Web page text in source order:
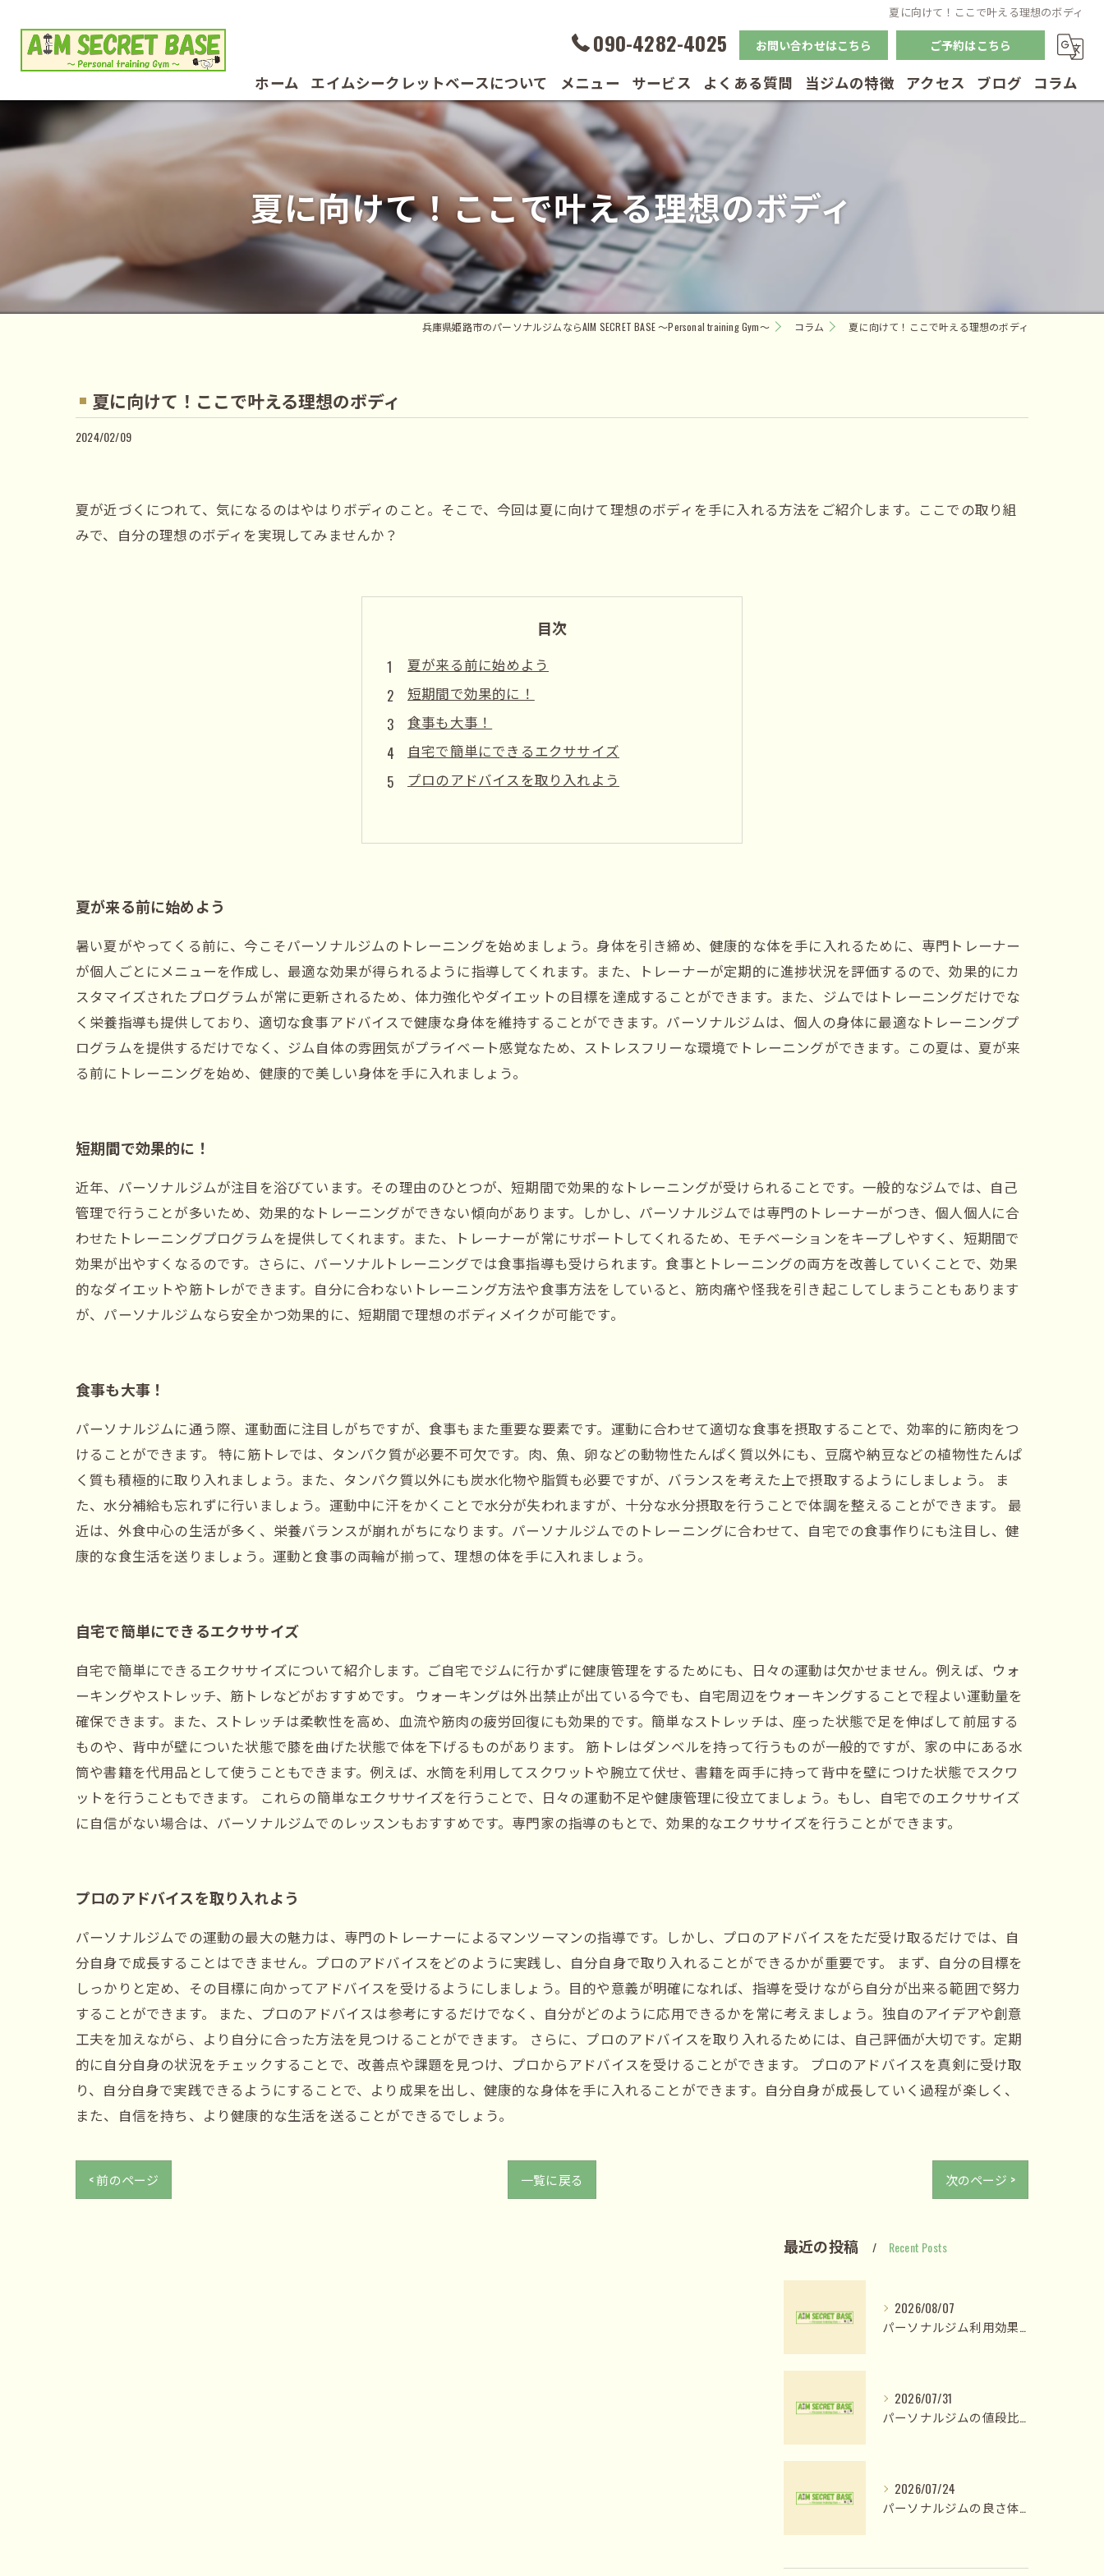
夏に向けて！ここで叶える理想のボディ
090-4282-4025 お問い合わせはこちら ご予約はこちら
ホーム エイムシークレットベースについて
お客様の声
メニュー サービス よくある質問 当ジムの特徴
リハビリ
アクセス ブログ コラム
夏に向けて！ここで叶える理想のボディ
兵庫県姫路市のパーソナルジムならAIM SECRET BASE ～Personal training Gym～ コラム 夏に向けて！ここで叶える理想のボディ
夏に向けて！ここで叶える理想のボディ
2024/02/09
夏が近づくにつれて、気になるのはやはりボディのこと。そこで、今回は夏に向けて理想のボディを手に入れる方法をご紹介します。ここでの取り組
みで、自分の理想のボディを実現してみませんか？
目次
夏が来る前に始めよう
短期間で効果的に！
食事も大事！
自宅で簡単にできるエクササイズ
プロのアドバイスを取り入れよう
夏が来る前に始めよう
暑い夏がやってくる前に、今こそパーソナルジムのトレーニングを始めましょう。身体を引き締め、健康的な体を手に入れるために、専門トレーナー
が個人ごとにメニューを作成し、最適な効果が得られるように指導してくれます。また、トレーナーが定期的に進捗状況を評価するので、効果的にカ
スタマイズされたプログラムが常に更新されるため、体力強化やダイエットの目標を達成することができます。また、ジムではトレーニングだけでな
く栄養指導も提供しており、適切な食事アドバイスで健康な身体を維持することができます。パーソナルジムは、個人の身体に最適なトレーニングプ
ログラムを提供するだけでなく、ジム自体の雰囲気がプライベート感覚なため、ストレスフリーな環境でトレーニングができます。この夏は、夏が来
る前にトレーニングを始め、健康的で美しい身体を手に入れましょう。
短期間で効果的に！
近年、パーソナルジムが注目を浴びています。その理由のひとつが、短期間で効果的なトレーニングが受けられることです。一般的なジムでは、自己
管理で行うことが多いため、効果的なトレーニングができない傾向があります。しかし、パーソナルジムでは専門のトレーナーがつき、個人個人に合
わせたトレーニングプログラムを提供してくれます。また、トレーナーが常にサポートしてくれるため、モチベーションをキープしやすく、短期間で
効果が出やすくなるのです。さらに、パーソナルトレーニングでは食事指導も受けられます。食事とトレーニングの両方を改善していくことで、効果
的なダイエットや筋トレができます。自分に合わないトレーニング方法や食事方法をしていると、筋肉痛や怪我を引き起こしてしまうこともあります
が、パーソナルジムなら安全かつ効果的に、短期間で理想のボディメイクが可能です。
食事も大事！
パーソナルジムに通う際、運動面に注目しがちですが、食事もまた重要な要素です。運動に合わせて適切な食事を摂取することで、効率的に筋肉をつ
けることができます。 特に筋トレでは、タンパク質が必要不可欠です。肉、魚、卵などの動物性たんぱく質以外にも、豆腐や納豆などの植物性たんぱ
く質も積極的に取り入れましょう。また、タンパク質以外にも炭水化物や脂質も必要ですが、バランスを考えた上で摂取するようにしましょう。 ま
た、水分補給も忘れずに行いましょう。運動中に汗をかくことで水分が失われますが、十分な水分摂取を行うことで体調を整えることができます。 最
近は、外食中心の生活が多く、栄養バランスが崩れがちになります。パーソナルジムでのトレーニングに合わせて、自宅での食事作りにも注目し、健
康的な食生活を送りましょう。運動と食事の両輪が揃って、理想の体を手に入れましょう。
自宅で簡単にできるエクササイズ
自宅で簡単にできるエクササイズについて紹介します。ご自宅でジムに行かずに健康管理をするためにも、日々の運動は欠かせません。例えば、ウォ
ーキングやストレッチ、筋トレなどがおすすめです。 ウォーキングは外出禁止が出ている今でも、自宅周辺をウォーキングすることで程よい運動量を
確保できます。また、ストレッチは柔軟性を高め、血流や筋肉の疲労回復にも効果的です。簡単なストレッチは、座った状態で足を伸ばして前屈する
ものや、背中が壁についた状態で膝を曲げた状態で体を下げるものがあります。 筋トレはダンベルを持って行うものが一般的ですが、家の中にある水
筒や書籍を代用品として使うこともできます。例えば、水筒を利用してスクワットや腕立て伏せ、書籍を両手に持って背中を壁につけた状態でスクワ
ットを行うこともできます。 これらの簡単なエクササイズを行うことで、日々の運動不足や健康管理に役立てましょう。もし、自宅でのエクササイズ
に自信がない場合は、パーソナルジムでのレッスンもおすすめです。専門家の指導のもとで、効果的なエクササイズを行うことができます。
プロのアドバイスを取り入れよう
パーソナルジムでの運動の最大の魅力は、専門のトレーナーによるマンツーマンの指導です。しかし、プロのアドバイスをただ受け取るだけでは、自
分自身で成長することはできません。プロのアドバイスをどのように実践し、自分自身で取り入れることができるかが重要です。 まず、自分の目標を
しっかりと定め、その目標に向かってアドバイスを受けるようにしましょう。目的や意義が明確になれば、指導を受けながら自分が出来る範囲で努力
することができます。 また、プロのアドバイスは参考にするだけでなく、自分がどのように応用できるかを常に考えましょう。独自のアイデアや創意
工夫を加えながら、より自分に合った方法を見つけることができます。 さらに、プロのアドバイスを取り入れるためには、自己評価が大切です。定期
的に自分自身の状況をチェックすることで、改善点や課題を見つけ、プロからアドバイスを受けることができます。 プロのアドバイスを真剣に受け取
り、自分自身で実践できるようにすることで、より成果を出し、健康的な身体を手に入れることができます。自分自身が成長していく過程が楽しく、
また、自信を持ち、より健康的な生活を送ることができるでしょう。
< 前のページ 一覧に戻る 次のページ >
最近の投稿 Recent Posts
2026/08/07
パーソナルジム利用効果を姫路市網干区大江島古川町で最大化する選び方と短期成果の現実
2026/07/31
パーソナルジムの値段比較で納得のプラン選びと費用対効果を見極める方法
2026/07/24
パーソナルジムの良さ体験と姫路市木場前中町で私が変われた理由